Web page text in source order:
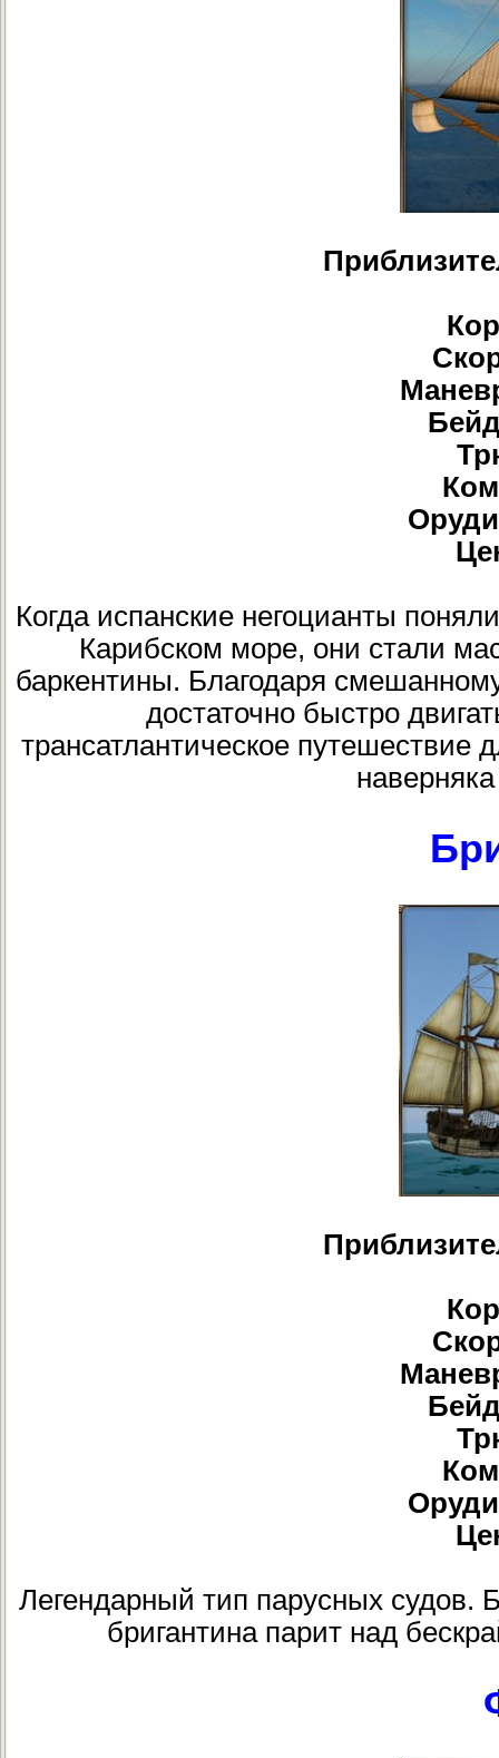
Когда испанские негоцианты
Карибском море, они стали
баркентины. Благодаря
достаточно быстро
трансатлантическое путешествие
Легендарный тип парусных судов.
бригантина парит над